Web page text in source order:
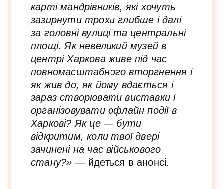
карті мандрівників, які хочуть
зазирнути трохи глибше і далі
за головні вулиці та центральні
площі. Як невеликий музей в
центрі Харкова живе під час
повномасштабного вторгнення і
як жив до, як йому вдається і
зараз створювати виставки і
організовувати офлайн події в
Харкові? Як це — бути
відкритим, коли твої двері
зачинені на час військового
стану?» — йдеться в анонсі.